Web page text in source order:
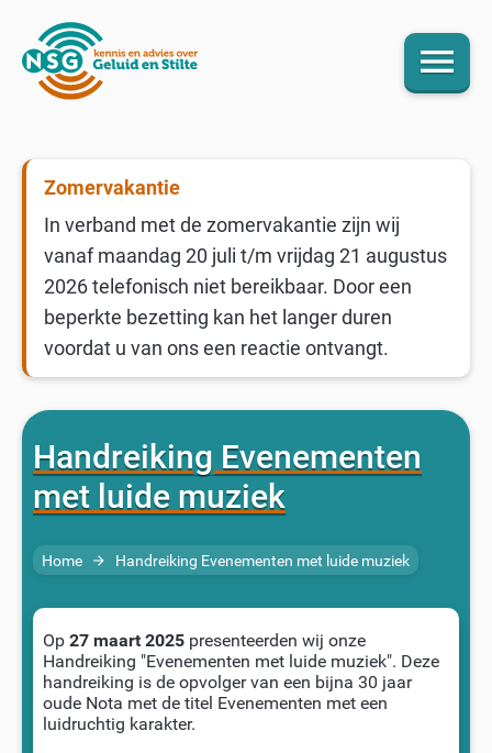
menu
Zomervakantie
In verband met de zomervakantie zijn wij
vanaf maandag 20 juli t/m vrijdag 21 augustus
2026 telefonisch niet bereikbaar. Door een
beperkte bezetting kan het langer duren
voordat u van ons een reactie ontvangt.
Handreiking Evenementen
met luide muziek
Home arrow_forward Handreiking Evenementen met luide muziek
Op 27 maart 2025presenteerden wij onze
Handreiking "Evenementen met luide muziek". Deze
handreiking is de opvolger van een bijna 30 jaar
oude Nota met de titel Evenementen met een
luidruchtig karakter.